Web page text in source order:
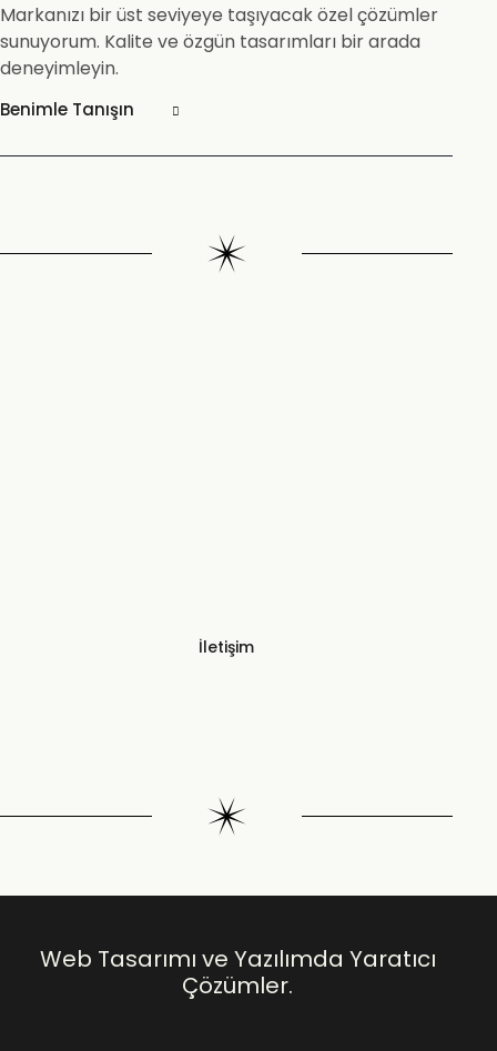
Markanızı bir üst seviyeye taşıyacak özel çözümler
sunuyorum. Kalite ve özgün tasarımları bir arada
deneyimleyin.
Benimle Tanışın
İletişim
Web Tasarımı ve Yazılımda Yaratıcı
Çözümler.